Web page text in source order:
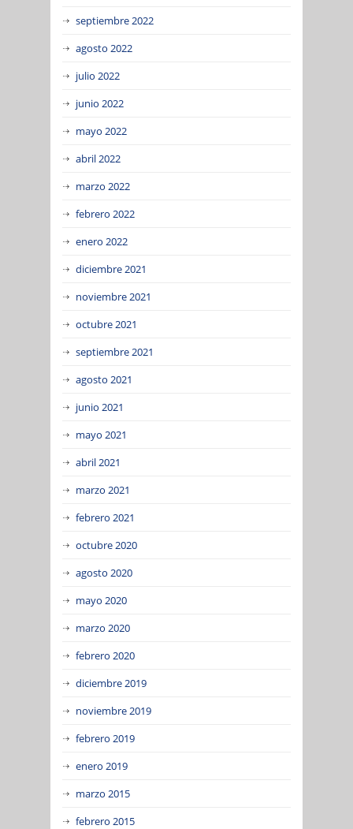
septiembre 2022
agosto 2022
julio 2022
junio 2022
mayo 2022
abril 2022
marzo 2022
febrero 2022
enero 2022
diciembre 2021
noviembre 2021
octubre 2021
septiembre 2021
agosto 2021
junio 2021
mayo 2021
abril 2021
marzo 2021
febrero 2021
octubre 2020
agosto 2020
mayo 2020
marzo 2020
febrero 2020
diciembre 2019
noviembre 2019
febrero 2019
enero 2019
marzo 2015
febrero 2015